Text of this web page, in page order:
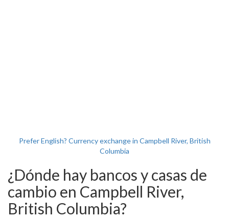
Prefer English? Currency exchange in Campbell River, British
Columbia
¿Dónde hay bancos y casas de
cambio en Campbell River,
British Columbia?